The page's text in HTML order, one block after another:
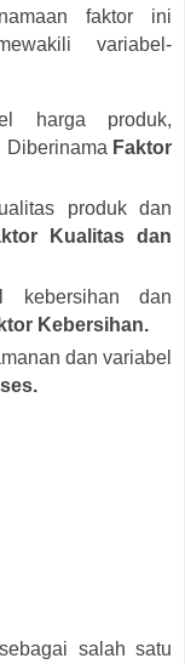
faktor ini
variabel-
harga produk,
Diberinama Faktor
produk dan
Kualitas dan
kebersihan dan
Kebersihan.
dan variabel
salah satu